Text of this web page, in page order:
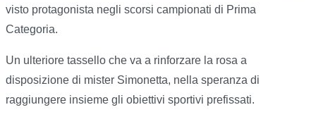
visto protagonista negli scorsi campionati di Prima
Categoria.
Un ulteriore tassello che va a rinforzare la rosa a
disposizione di mister Simonetta, nella speranza di
raggiungere insieme gli obiettivi sportivi prefissati.